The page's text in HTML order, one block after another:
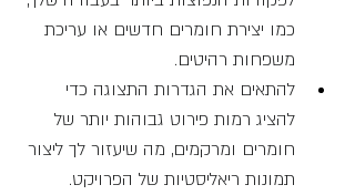
כמו יצירת חומרים חדשים או עריכת
משפחות רהיטים.
להתאים את הגדרות התצוגה כדי
להציג רמות פירוט גבוהות יותר של
חומרים ומרקמים, מה שיעזור לך ליצור
תמונות ריאליסטיות של הפרויקט.